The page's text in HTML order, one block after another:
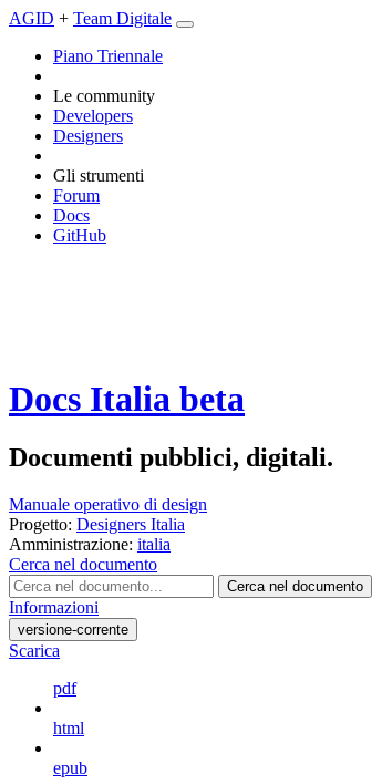
AGID + Team Digitale
Piano Triennale
Le community
Developers
Designers
Gli strumenti
Forum
Docs
GitHub
Docs Italia beta
Documenti pubblici, digitali.
Manuale operativo di design
Progetto: Designers Italia
Amministrazione: italia
Cerca nel documento
Cerca nel documento
Informazioni
versione-corrente
Scarica
pdf
html
epub